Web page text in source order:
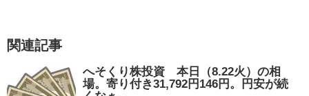
関連記事
へそくり株投資 本日（8.22火）の相
場。寄り付き31,792円146円。円安が続